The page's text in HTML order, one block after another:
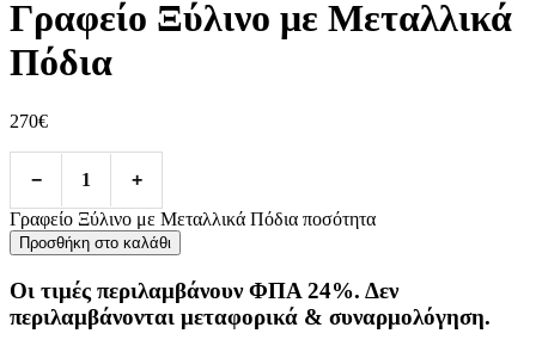
Γραφείο Ξύλινο με Μεταλλικά
Πόδια
270€
− 1
+
Γραφείο Ξύλινο με Μεταλλικά Πόδια ποσότητα
Προσθήκη στο καλάθι
Οι τιμές περιλαμβάνουν ΦΠΑ 24%. Δεν
περιλαμβάνονται μεταφορικά & συναρμολόγηση.